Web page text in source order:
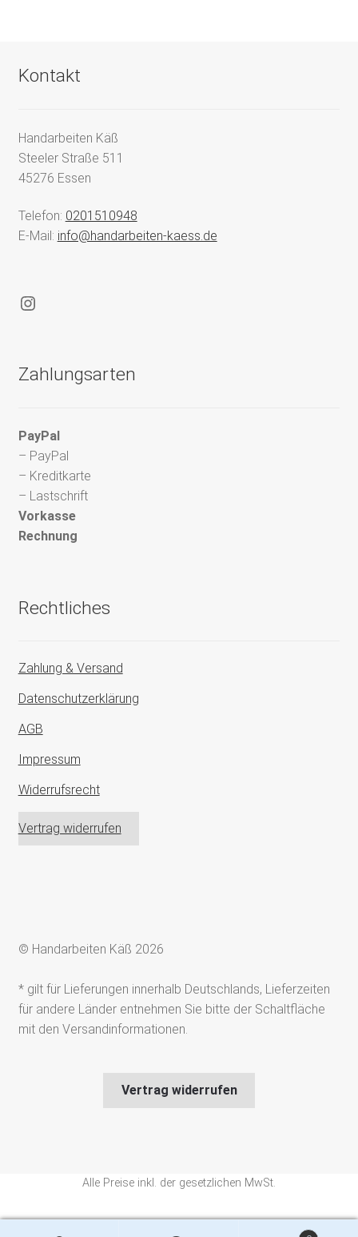
Kontakt
Handarbeiten Käß
Steeler Straße 511
45276 Essen
Telefon: 0201510948
E-Mail: info@handarbeiten-kaess.de
Instagram
Zahlungsarten
PayPal
– PayPal
– Kreditkarte
– Lastschrift
Vorkasse
Rechnung
Rechtliches
Zahlung & Versand
Datenschutzerklärung
AGB
Impressum
Widerrufsrecht
Vertrag widerrufen
© Handarbeiten Käß 2026
* gilt für Lieferungen innerhalb Deutschlands, Lieferzeiten
für andere Länder entnehmen Sie bitte der Schaltfläche
mit den Versandinformationen.
Vertrag widerrufen
Alle Preise inkl. der gesetzlichen MwSt.